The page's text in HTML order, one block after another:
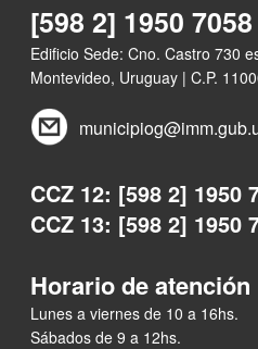
[598 2] 1950 7058
Edificio Sede: Cno. Castro 730
Montevideo, Uruguay | C.P.
CCZ 12: [598 2] 1950
CCZ 13: [598 2] 1950
Horario de atención
Lunes a viernes de 10 a 16hs.
Sábados de 9 a 12hs.